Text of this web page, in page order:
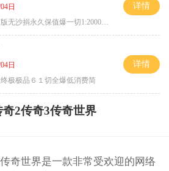
日
无沙捐永久保值爆一切1:2000回2
详情
日
终极极品６１切全爆低消费简
详情
奇2传奇3传奇世界
奇世界是一款非常受欢迎的网络